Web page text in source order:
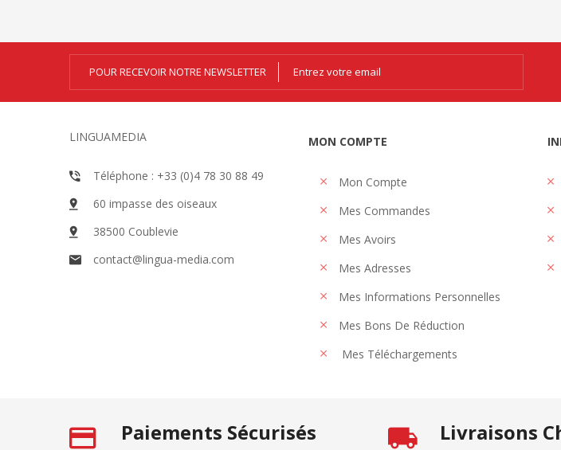
POUR RECEVOIR NOTRE NEWSLETTER
LINGUAMEDIA
Téléphone : +33 (0)4 78 30 88 49
60 impasse des oiseaux
38500 Coublevie
contact@lingua-media.com
MON COMPTE
Mon Compte
Mes Commandes
Mes Avoirs
Mes Adresses
Mes Informations Personnelles
Mes Bons De Réduction
Mes Téléchargements
Paiements Sécurisés Livraisons